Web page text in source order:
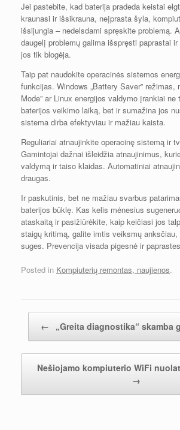
Jei pastebite, kad baterija pradeda keistai
kraunasi ir išsikrauna, neįprasta šyla,
išsijungia – nedelsdami spręskite problemą.
daugelį problemų galima išspręsti paprastai
jos tik blogėja.
Taip pat naudokite operacinės sistemos
funkcijas. Windows „Battery Saver” režimas,
Mode” ar Linux energijos valdymo įrankiai ne
baterijos veikimo laiką, bet ir sumažina jos
sistema dirba efektyviau ir mažiau kaista.
Reguliariai atnaujinkite operacinę sistemą ir
Gamintojai dažnai išleidžia atnaujinimus,
valdymą ir taiso klaidas. Automatiniai
draugas.
Ir paskutinis, bet ne mažiau svarbus
baterijos būklę. Kas kelis mėnesius
ataskaitą ir pasižiūrėkite, kaip keičiasi jos
staigų kritimą, galite imtis veiksmų
suges. Prevencija visada pigesnė ir
Posted in Kompiuterių remontas, naujienos.
← „Greita diagnostika“ skamba
Nešiojamo kompiuterio WiFi
→